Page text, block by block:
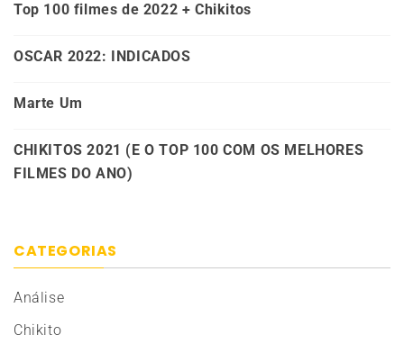
Top 100 filmes de 2022 + Chikitos
OSCAR 2022: INDICADOS
Marte Um
CHIKITOS 2021 (E O TOP 100 COM OS MELHORES
FILMES DO ANO)
CATEGORIAS
Análise
Chikito